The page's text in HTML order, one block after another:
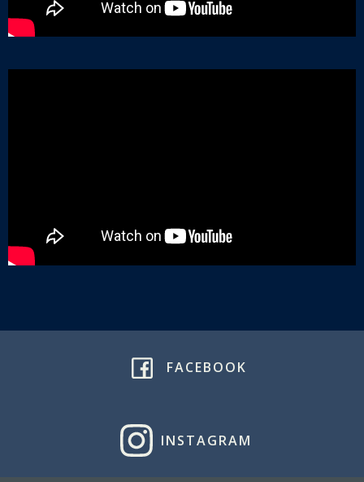
FACEBOOK
INSTAGRAM